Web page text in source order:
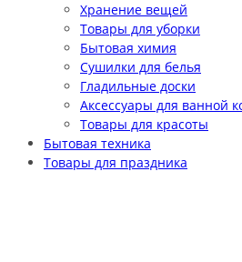
Хранение вещей
Товары для уборки
Бытовая химия
Сушилки для белья
Гладильные доски
Аксессуары для ванной
Товары для красоты
Бытовая техника
Товары для праздника